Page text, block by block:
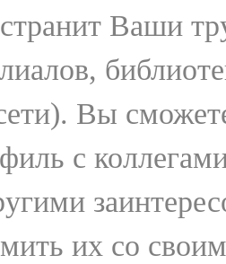
Ваши
Вы
с
их со